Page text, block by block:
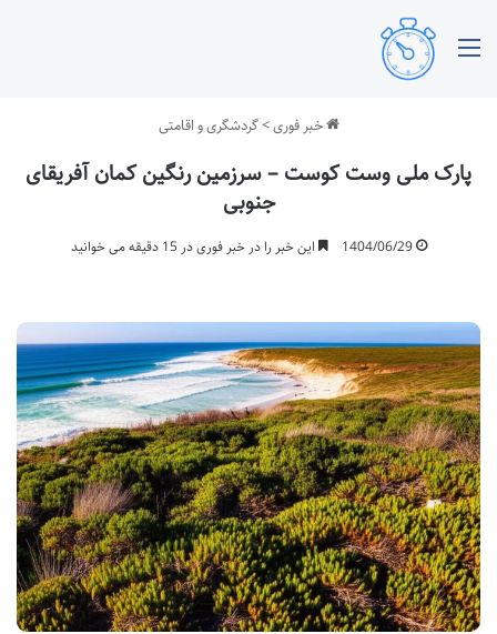
خبر فوری>گردشگری و اقامتی
پارک ملی وست کوست – سرزمین رنگین کمان آفریقای
جنوبی
1404/06/29 این خبر را در خبر فوری در 15 دقیقه می خوانید